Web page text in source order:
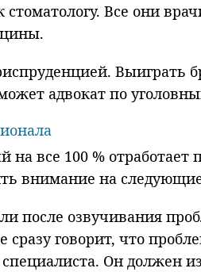
стоматологу. Все они
Выиграть
адвокат по
на все 100 %
внимание на
после озвучивания
говорит, что
Он должен